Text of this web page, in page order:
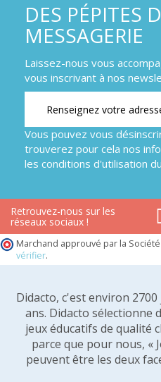
DES PÉPITES
MESSAGERIE
Laissez-nous vous
vous inscrivant à nos
Vous pouvez vous
trouverez pour cela nos
les conditions d'utilisation
Retrouvez-nous sur les
réseaux sociaux !
Marchand approuvé par la
vérifier.
Didacto, c'est environ
ans. Didacto sélectionne
jeux éducatifs de qualité
parce que pour nous, «
peuvent être les deux